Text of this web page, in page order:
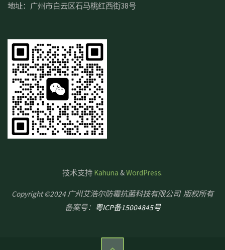
地址：广州市白云区石马桃红西街38号
技术支持 Kahuna &WordPress.
Copyright ©2024 广州艾浩尔防霉抗菌科技有限公司 版权所有
备案号： 粤ICP备15004845号